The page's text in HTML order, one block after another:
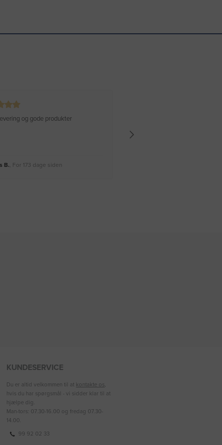
og gode produkter
B., For 173 dage siden
KUNDESERVICE
Du er altid velkommen til at kontakte os,
hvis du har spørgsmål - vi sidder klar til at
hjælpe dig.
Man-tors: 07.30-16.00 og fredag 07.30-
14.00.
99 92 02 33